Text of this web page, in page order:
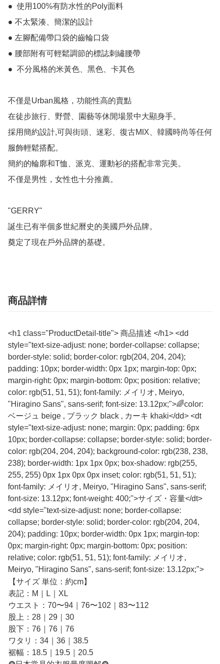
●  使用100%有防水性的Poly面料
● 不太緊湊、簡潔的設計
● 左腳配備帶口袋的齒輪口袋
● 腰部附有可輕鬆調節的標誌刺繡腰帶
●  不分風格的米黃色、黑色、卡其色
不僅是Urban風格，功能性高的賣點
在徒步旅行、野營、園藝等休閒場景中大顯身手。
採用簡約設計,可與街頭、迷彩、復古MIX、韓國時尚等任何
服飾輕鬆搭配。
簡約的輪廓和T恤、派克、運動衫的搭配非常完美。
不僅是男性，女性也十分推薦。
"GERRY"
誕生已有半個多世紀曆史的美國戶外品牌。
奠定了現在戶外品牌的基礎。
商品詳情
<h1 class="ProductDetail-title"> 商品描述 </h1> <dd
style="text-size-adjust: none; border-collapse: collapse;
border-style: solid; border-color: rgb(204, 204, 204);
padding: 10px; border-width: 0px 1px; margin-top: 0px;
margin-right: 0px; margin-bottom: 0px; position: relative;
color: rgb(51, 51, 51); font-family: メイリオ, Meiryo,
"Hiragino Sans", sans-serif; font-size: 13.12px;">🌈color:
ベージュ beige , ブラック black , カーキ khaki</dd> <dt
style="text-size-adjust: none; margin: 0px; padding: 6px
10px; border-collapse: collapse; border-style: solid; border-
color: rgb(204, 204, 204); background-color: rgb(238, 238,
238); border-width: 1px 1px 0px; box-shadow: rgb(255,
255, 255) 0px 1px 0px 0px inset; color: rgb(51, 51, 51);
font-family: メイリオ, Meiryo, "Hiragino Sans", sans-serif;
font-size: 13.12px; font-weight: 400;">サイズ・容量</dt>
<dd style="text-size-adjust: none; border-collapse:
collapse; border-style: solid; border-color: rgb(204, 204,
204); padding: 10px; border-width: 0px 1px; margin-top:
0px; margin-right: 0px; margin-bottom: 0px; position:
relative; color: rgb(51, 51, 51); font-family: メイリオ,
Meiryo, "Hiragino Sans", sans-serif; font-size: 13.12px;">
【サイズ 単位：約cm】
表記：M｜L｜XL
ウエスト：70〜94｜76〜102｜83〜112
股上：28｜29｜30
股下：76｜76｜76
ワタリ：34｜36｜38.5
裾幅：18.5｜19.5｜20.5